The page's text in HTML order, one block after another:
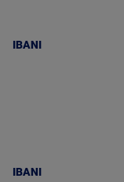
IBANI
IBANI